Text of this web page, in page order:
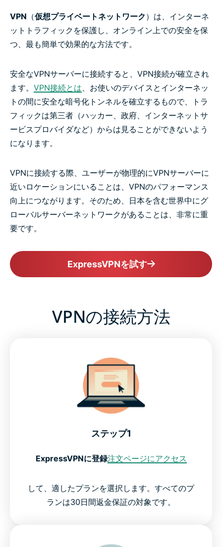
VPN （仮想プライベートネットワーク ）は、インターネ
ットトラフィックを保護し、オンライン上での安全を保
つ、最も簡単で効果的な方法です。
安全なVPNサーバーに接続すると、VPN接続が確立され
ます。 VPN接続とは、お使いのデバイスとインターネッ
トの間に安全な暗号化トンネルを確立するもので、トラ
フィックは第三者（ハッカー、政府、インターネットサ
ービスプロバイダなど）からは見ることができないよう
になります。
VPNに接続する際、ユーザーが物理的にVPNサーバーに
近いロケーションにいることは、VPNのパフォーマンス
向上につながります。そのため、日本を含む世界中にグ
ローバルサーバーネットワークがあることは、非常に重
要です。
ExpressVPNを試す
VPNの接続方法
ステップ1
ExpressVPNに登録注文ページにアクセス
して、適したプランを選択します。すべてのプ
ランは30日間返金保証の対象です。